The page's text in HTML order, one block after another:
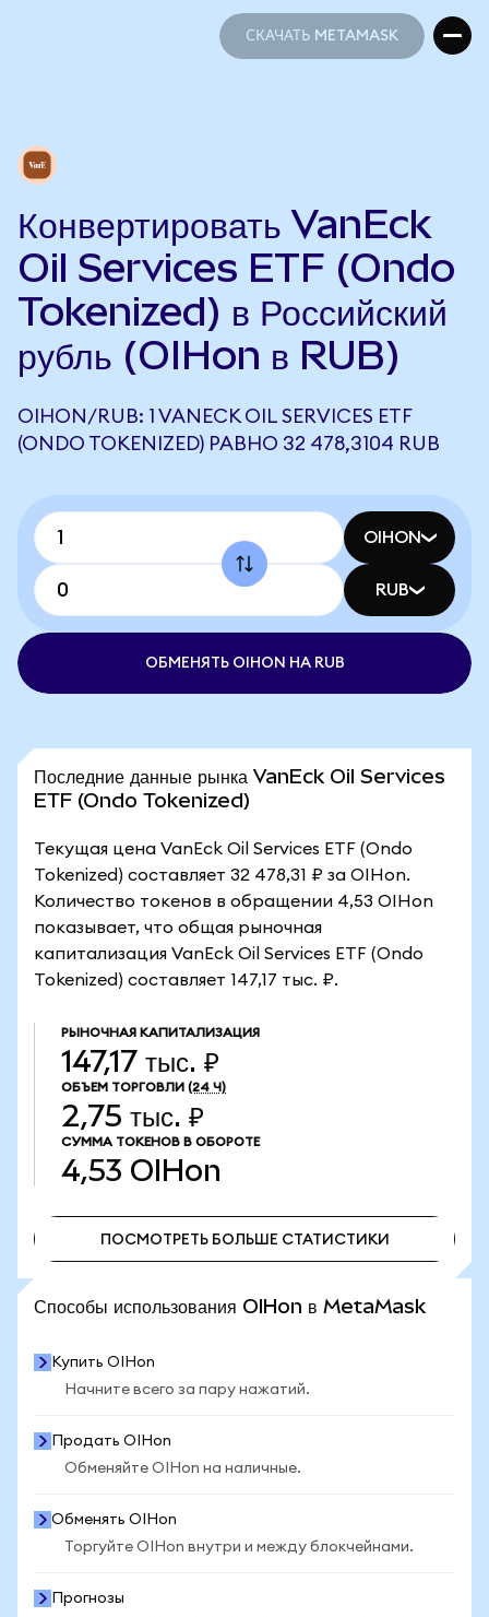
СКАЧАТЬ METAMASK
Конвертировать VanEck
Oil Services ETF (Ondo
Tokenized) в Российский
рубль (OIHon в RUB)
OIHON/RUB: 1 VANECK OIL SERVICES ETF
(ONDO TOKENIZED) РАВНО 32 478,3104 RUB
OIHON
RUB
ОБМЕНЯТЬ OIHON НА RUB
Последние данные рынка VanEck Oil Services
ETF (Ondo Tokenized)
Текущая цена VanEck Oil Services ETF (Ondo
Tokenized) составляет 32 478,31 ₽ за OIHon.
Количество токенов в обращении 4,53 OIHon
показывает, что общая рыночная
капитализация VanEck Oil Services ETF (Ondo
Tokenized) составляет 147,17 тыс. ₽.
РЫНОЧНАЯ КАПИТАЛИЗАЦИЯ
147,17 тыс. ₽
ОБЪЕМ ТОРГОВЛИ (24 Ч)
2,75 тыс. ₽
СУММА ТОКЕНОВ В ОБОРОТЕ
4,53 OIHon
ПОСМОТРЕТЬ БОЛЬШЕ СТАТИСТИКИ
Способы использования OIHon в MetaMask
Купить OIHon
Начните всего за пару нажатий.
Продать OIHon
Обменяйте OIHon на наличные.
Обменять OIHon
Торгуйте OIHon внутри и между блокчейнами.
Прогнозы